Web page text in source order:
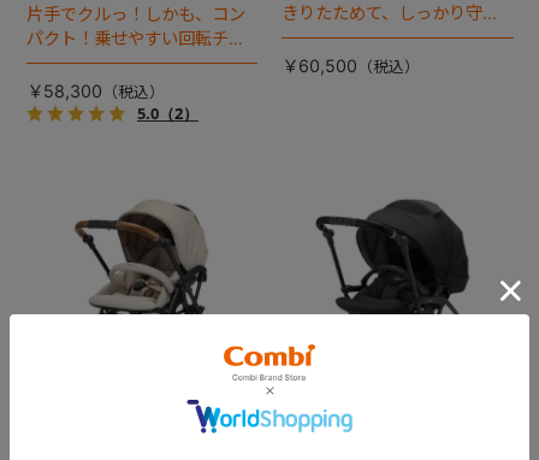
片手でクルっ！しかも、コン
パクト！乗せやすい回転チャ
イルドシート。
￥58,300
5.0（2）
きりたためて、しっかり守れ
る、スゴカルのコンパクトモ
デル。
￥60,500